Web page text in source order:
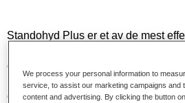
Standohyd Plus er et av de mest
baselakksystemene for personbiler.
og miljømessig ansvarlig system
løsemiddelinnhold som gir
effektiv påføring, kombinert med høy
We process your personal information to
service, to assist our marketing campaigns and
content and advertising. By clicking the button